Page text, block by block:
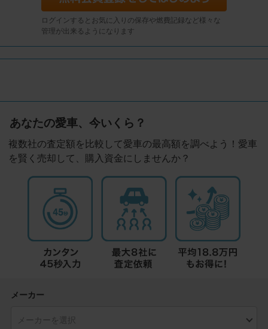
ログインするとお気に入りの保存や燃費記録など様々な
管理が出来るようになります
あなたの愛車、今いくら？
複数社の査定額を比較して愛車の最高額を調べよう！愛車
を賢く売却して、購入資金にしませんか？
メーカー